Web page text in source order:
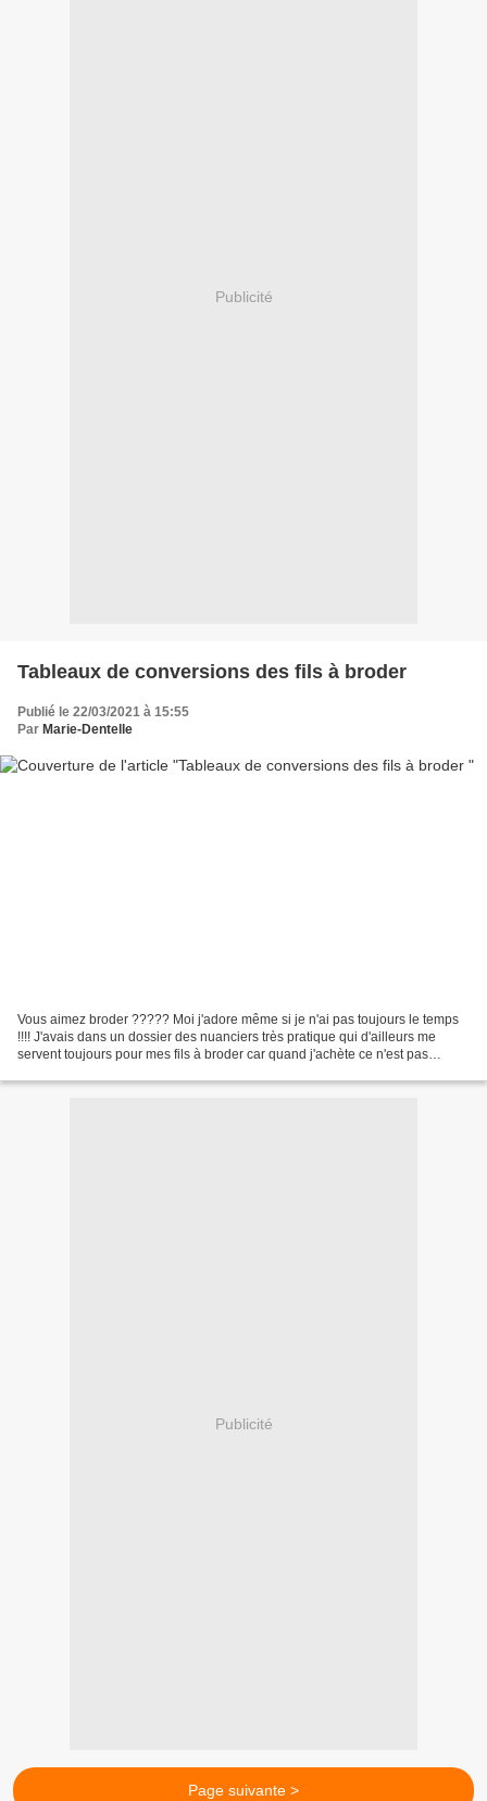
Publicité
Tableaux de conversions des fils à broder
Publié le 22/03/2021 à 15:55
Par Marie-Dentelle
Vous aimez broder ????? Moi j'adore même si je n'ai pas toujours le temps
!!!! J'avais dans un dossier des nuanciers très pratique qui d'ailleurs me
servent toujours pour mes fils à broder car quand j'achète ce n'est pas
Publicité
Page suivante >